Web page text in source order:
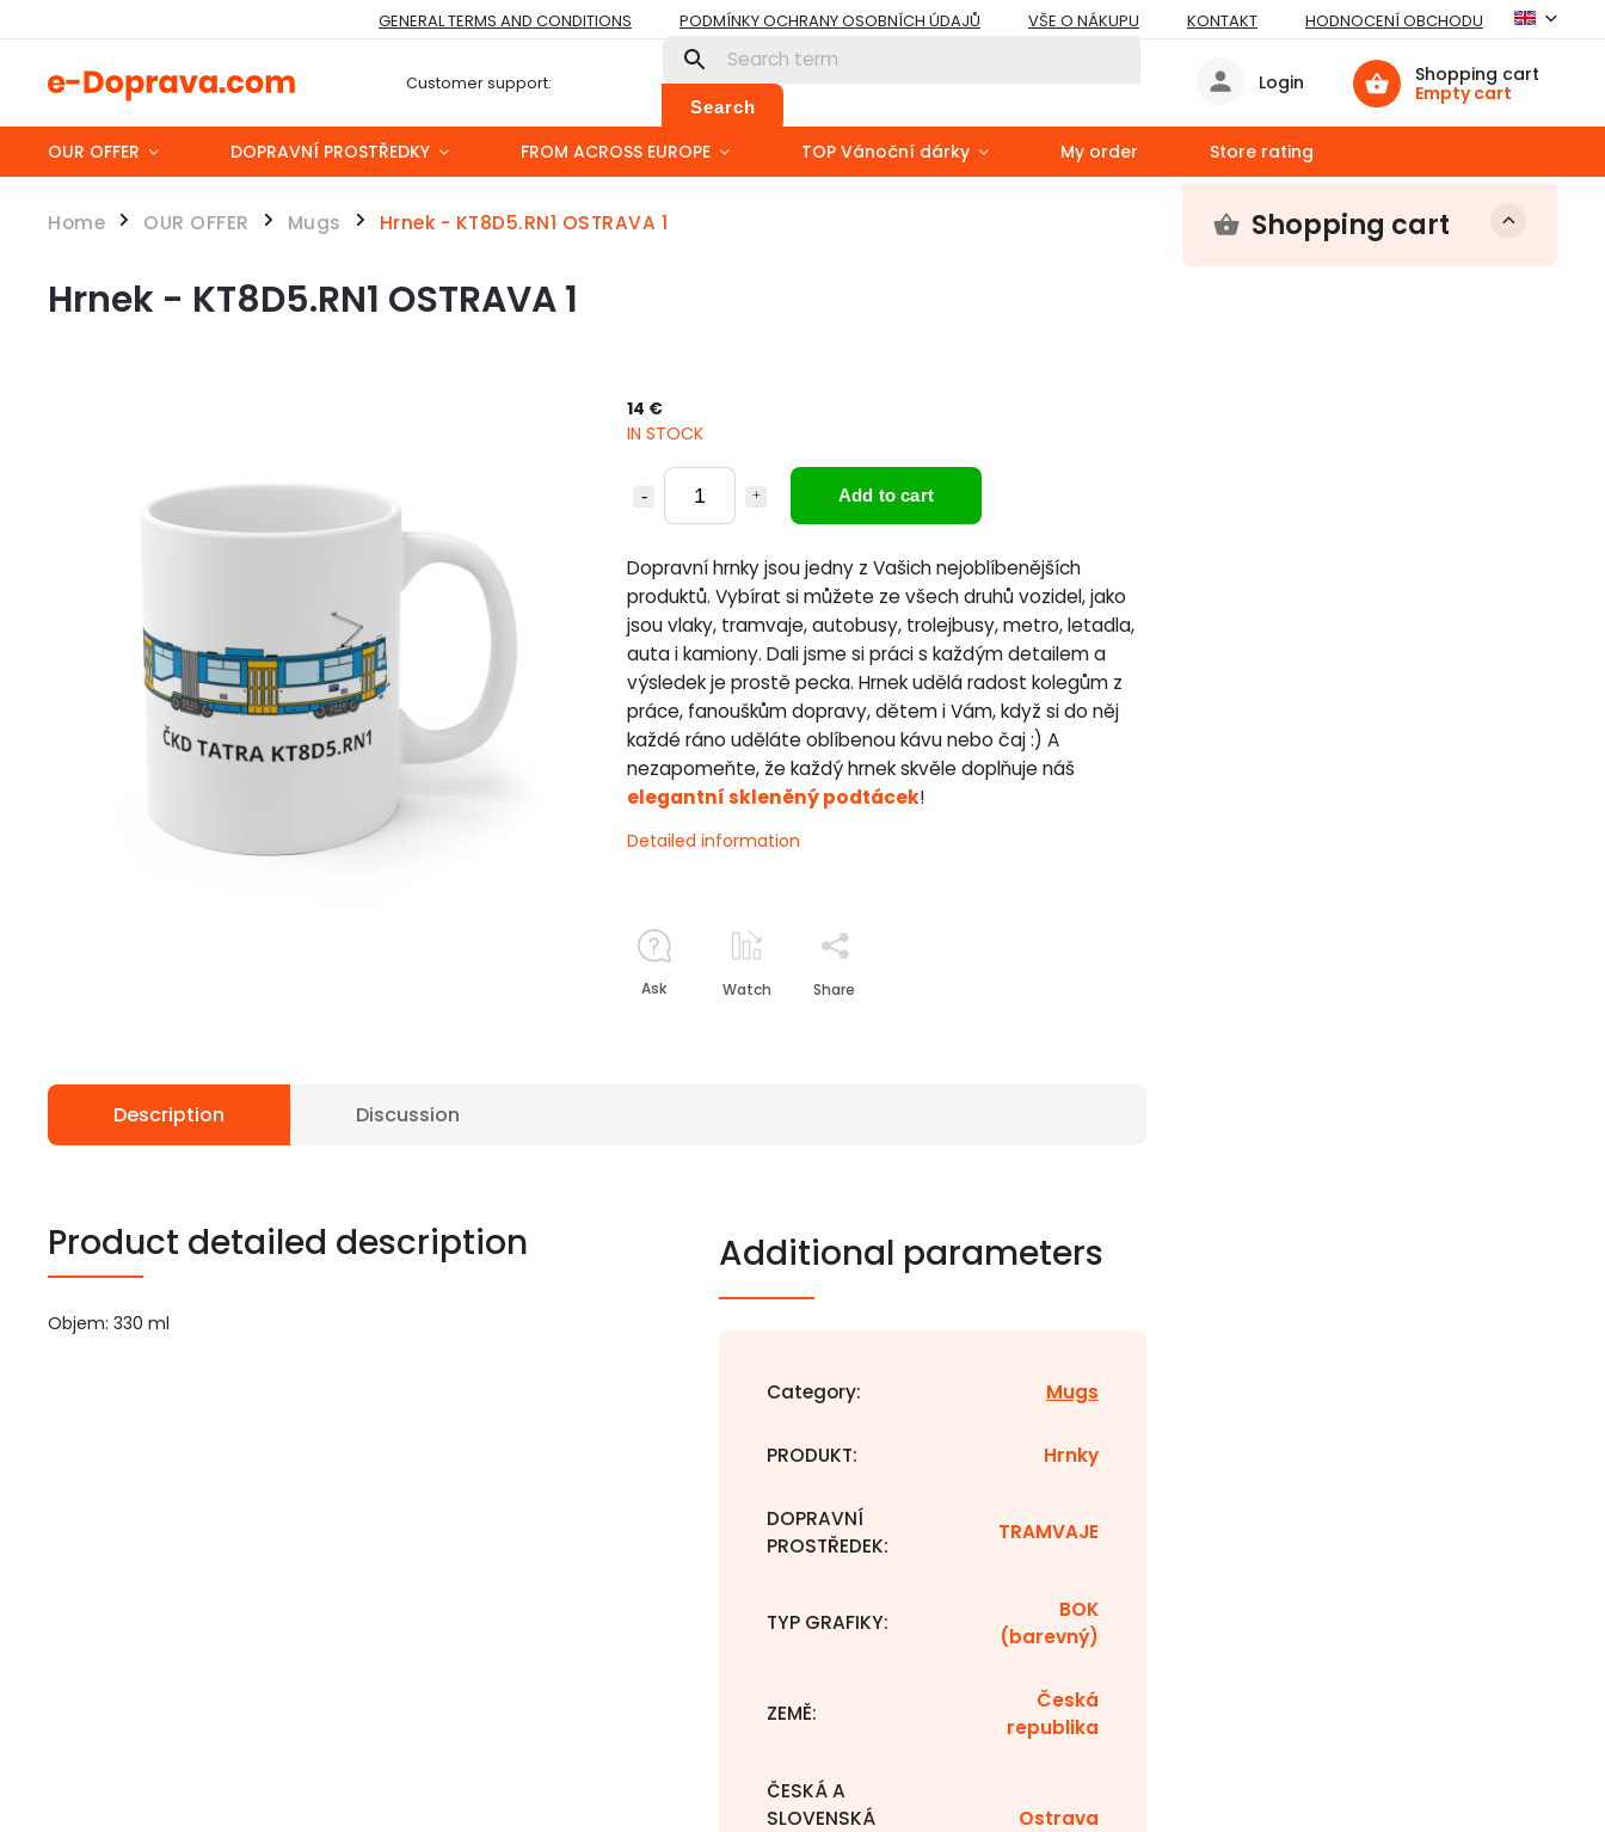
GENERAL TERMS AND CONDITIONS PODMÍNKY OCHRANY OSOBNÍCH ÚDAJŮ VŠE O NÁKUPU KONTAKT HODNOCENÍ OBCHODU
Customer support:
Search
Shopping cart
Empty cart
Login
OUR OFFER DOPRAVNÍ PROSTŘEDKY FROM ACROSS EUROPE TOP Vánoční dárky My order Store rating
Home / OUR OFFER / Mugs / Hrnek - KT8D5.RN1 OSTRAVA 1 Shopping cart
Hrnek - KT8D5.RN1 OSTRAVA 1
14 €
IN STOCK
Add to cart
Dopravní hrnky jsou jedny z Vašich nejoblíbenějších
produktů. Vybírat si můžete ze všech druhů vozidel, jako
jsou vlaky, tramvaje, autobusy, trolejbusy, metro, letadla,
auta i kamiony. Dali jsme si práci s každým detailem a
výsledek je prostě pecka. Hrnek udělá radost kolegům z
práce, fanouškům dopravy, dětem i Vám, když si do něj
každé ráno uděláte oblíbenou kávu nebo čaj :) A
nezapomeňte, že každý hrnek skvěle doplňuje náš
elegantní skleněný podtácek!
Detailed information
Ask Watch Share
Description Discussion
Product detailed description
Objem: 330 ml
Additional parameters
Category: Mugs
PRODUKT: Hrnky
DOPRAVNÍ
PROSTŘEDEK:
TRAMVAJE
TYP GRAFIKY:
BOK
(barevný)
ZEMĚ:
Česká
republika
ČESKÁ A
SLOVENSKÁ
Ostrava